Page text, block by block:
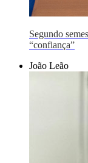
Segundo
“confiança”
João Leão